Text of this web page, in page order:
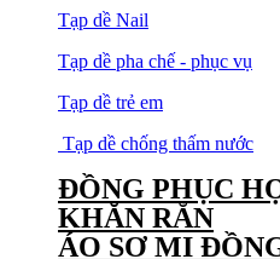
Tạp dề Nail
Tạp dề pha chế - phục vụ
Tạp dề trẻ em
Tạp dề chống thấm nước
ĐỒNG PHỤC
KHĂN RẰN
ÁO SƠ MI